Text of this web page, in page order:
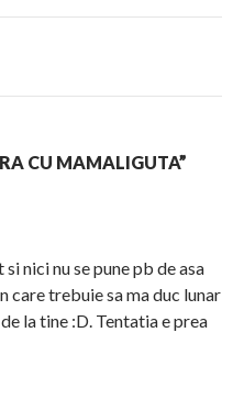
CU MAMALIGUTA”
nici nu se pune pb de asa
care trebuie sa ma duc lunar
la tine :D. Tentatia e prea